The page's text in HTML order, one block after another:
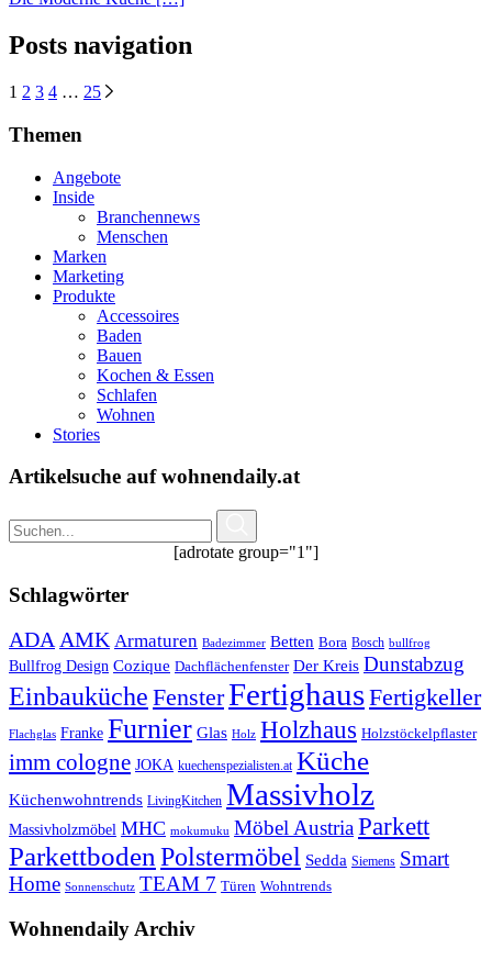
Posts navigation
1 2 3 4 … 25
Themen
Angebote
Inside
Branchennews
Menschen
Marken
Marketing
Produkte
Accessoires
Baden
Bauen
Kochen & Essen
Schlafen
Wohnen
Stories
Artikelsuche auf wohnendaily.at
[adrotate group="1"]
Schlagwörter
ADAAMK Armaturen Badezimmer Betten Bora Bosch bullfrog
Bullfrog Design Cozique Dachflächenfenster Der Kreis Dunstabzug
Einbauküche FensterFertighausFertigkeller
Flachglas Franke Furnier Glas Holz Holzhaus Holzstöckelpflaster
imm cologne JOKA kuechenspezialisten.at Küche
Küchenwohntrends LivingKitchen Massivholz
Massivholzmöbel MHC mokumuku Möbel AustriaParkett
ParkettbodenPolstermöbel Sedda Siemens Smart
Home Sonnenschutz TEAM 7 Türen Wohntrends
Wohnendaily Archiv